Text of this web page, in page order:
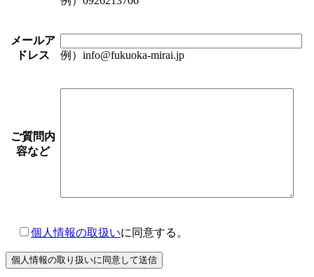
メールア
ドレス
例）info@fukuoka-mirai.jp
ご質問内
容など
個人情報の取扱いに同意する。